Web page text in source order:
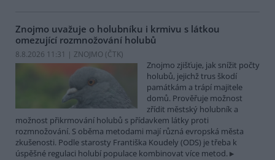
Znojmo uvažuje o holubníku i krmivu s látkou
omezující rozmnožování holubů
8.8.2026 11:31 | ZNOJMO (ČTK)
Znojmo zjišťuje, jak snížit počty
holubů, jejichž trus škodí
památkám a trápí majitele
domů. Prověřuje možnost
zřídit městský holubník a
možnost přikrmování holubů s přídavkem látky proti
rozmnožování. S oběma metodami mají různá evropská města
zkušenosti. Podle starosty Františka Koudely (ODS) je třeba k
úspěšné regulaci holubí populace kombinovat více metod.